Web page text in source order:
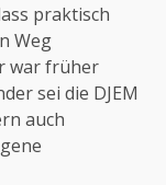
praktisch
Weg
war früher
sei die DJEM
auch